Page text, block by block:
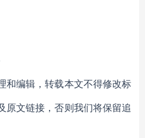
和编辑，转载本文不得修改标
原文链接，否则我们将保留追